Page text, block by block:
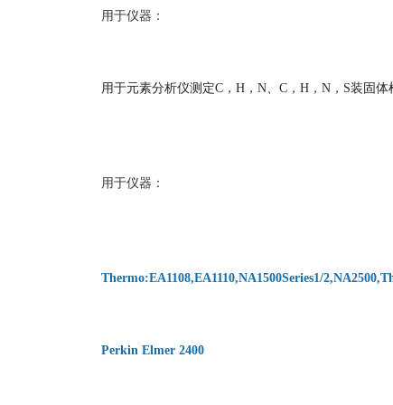
用于仪器：
用于元素分析仪测定C ， H ， N C ， H ， N ， S装固体
用于仪器：
Thermo:EA1108,EA1110,NA1500Series1/
Perkin Elmer 2400